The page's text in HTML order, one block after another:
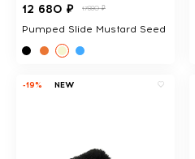
12 680 ₽ 17880 ₽
Pumped Slide Mustard Seed
-19% NEW